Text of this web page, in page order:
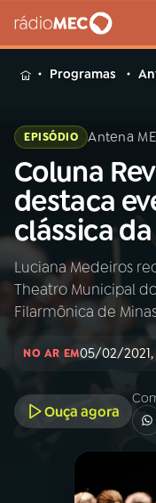
MENU
Buscar
na
Rádio
MEC
Início
Programas
EPISÓDIO Antena
Coluna
destaca
clássica
Luciana Medeiros
Theatro Municipal
Filarmônica de
NO AR EM05/02/2021,
Ouça agora